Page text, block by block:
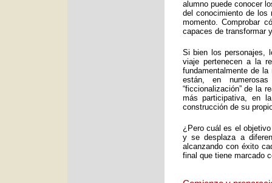
alumno puede conocer
del conocimiento de
momento. Comprobar
capaces de transformar
Si bien los personajes,
viaje pertenecen a la
fundamentalmente de
están, en
“ficcionalización” de la
más participativa, en
construcción de su
¿Pero cuál es el
y se desplaza a
alcanzando con éxito
final que tiene marcado